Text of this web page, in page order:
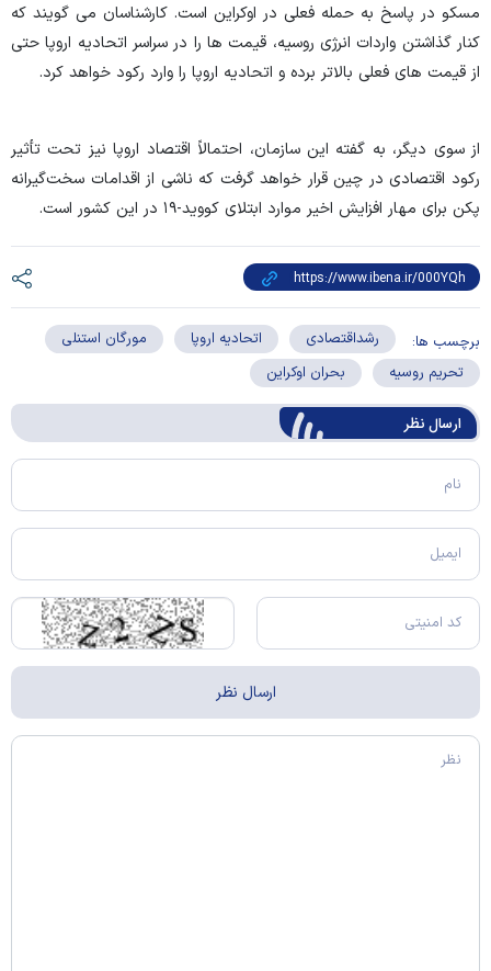
مسکو در پاسخ به حمله فعلی در اوکراین است. کارشناسان می گویند که
کنار گذاشتن واردات انرژی روسیه، قیمت ها را در سراسر اتحادیه اروپا حتی
از قیمت های فعلی بالاتر برده و اتحادیه اروپا را وارد رکود خواهد کرد.
از سوی دیگر، به گفته این سازمان، احتمالاً اقتصاد اروپا نیز تحت تأثیر
رکود اقتصادی در چین قرار خواهد گرفت که ناشی از اقدامات سخت‌گیرانه
پکن برای مهار افزایش اخیر موارد ابتلای کووید-۱۹ در این کشور است.
برچسب ها: رشداقتصادی اتحادیه اروپا
مورگان استنلی
تحریم روسیه
بحران اوکراین
ارسال‌ نظر